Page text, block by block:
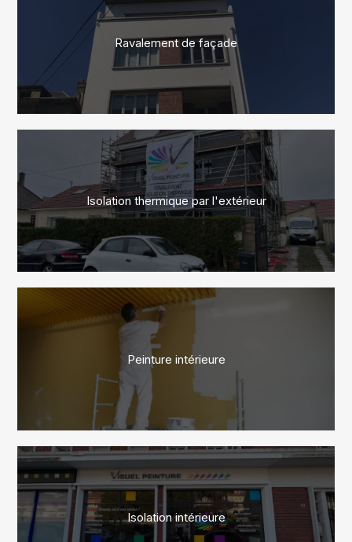
Ravalement de façade
Isolation thermique par l'extérieur
Peinture intérieure
Isolation intérieure